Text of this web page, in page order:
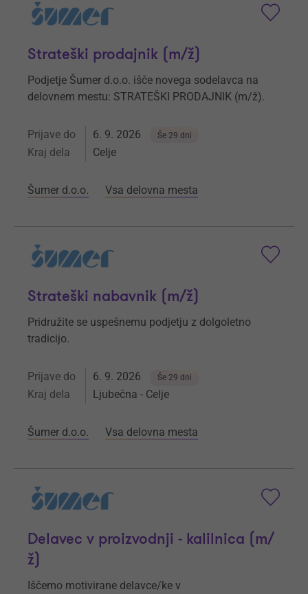
Strateški prodajnik (m/ž)
Podjetje Šumer d.o.o. išče novega sodelavca na
delovnem mestu: STRATEŠKI PRODAJNIK (m/ž).
Prijave do 6. 9. 2026 Še 29 dni
Kraj dela Celje
Šumer d.o.o. Vsa delovna mesta
Strateški nabavnik (m/ž)
Pridružite se uspešnemu podjetju z dolgoletno
tradicijo.
Prijave do 6. 9. 2026 Še 29 dni
Kraj dela Ljubečna - Celje
Šumer d.o.o. Vsa delovna mesta
Delavec v proizvodnji - kalilnica (m/
ž)
Iščemo motivirane delavce/ke v